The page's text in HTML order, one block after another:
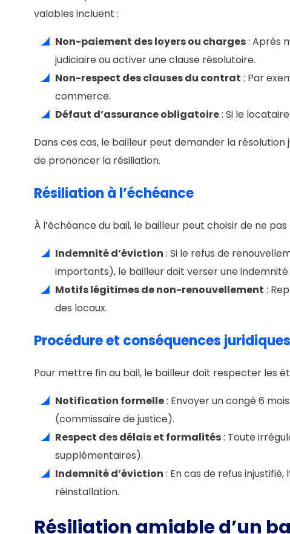
valables incluent :
Non-paiement des loyers ou charges: Après
judiciaire ou activer une clause résolutoire.
Non-respect des clauses du contrat : Par
commerce.
Défaut d’assurance obligatoire: Si le
Dans ces cas, le bailleur peut demander la
de prononcer la résiliation.
Résiliation à l’échéance
À l’échéance du bail, le bailleur peut choisir de ne
Indemnité d’éviction : Si le refus de
importants), le bailleur doit verser une
Motifs légitimes de non-renouvellement :
des locaux.
Procédure et conséquences juridiques
Pour mettre fin au bail, le bailleur doit respecter les
Notification formelle: Envoyer un congé 6
(commissaire de justice).
Respect des délais et formalités: Toute
supplémentaires).
Indemnité d’éviction : En cas de refus
réinstallation.
Résiliation amiable d’un